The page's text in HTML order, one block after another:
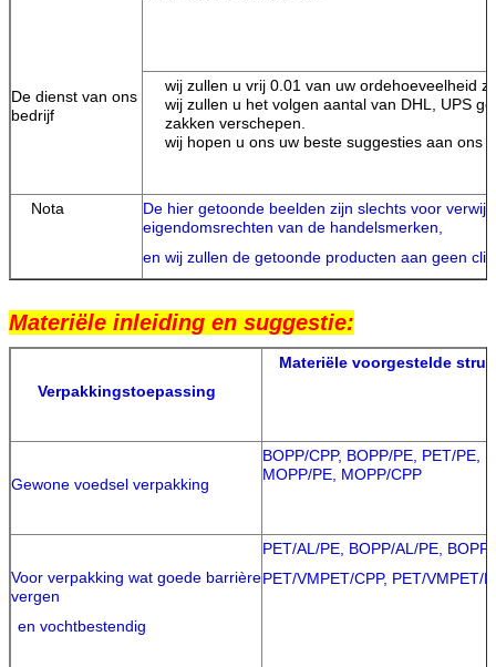
De dienst van ons
bedrijf
wij zullen u vrij 0.01 van uw ordehoeveelheid
wij zullen u het volgen aantal van DHL, UPS
zakken verschepen.
wij hopen u ons uw beste suggesties aan ons
Nota
De hier getoonde beelden zijn slechts voor
eigendomsrechten van de handelsmerken,
en wij zullen de getoonde producten aan geen
Materiële inleiding en suggestie:
Verpakkingstoepassing
Materiële voorgestelde
Gewone voedsel verpakking
BOPP/CPP, BOPP/PE, PET/PE,
MOPP/PE, MOPP/CPP
Voor verpakking wat goede barrière
vergen
en vochtbestendig
PET/AL/PE, BOPP/AL/PE,
PET/VMPET/CPP, PET/VMPET/P